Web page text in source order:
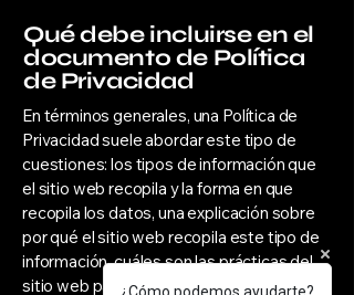
Qué debe incluirse en el
documento de Política
de Privacidad
En términos generales, una Política de
Privacidad suele abordar este tipo de
cuestiones: los tipos de información que
el sitio web recopila y la forma en que
recopila los datos, una explicación sobre
por qué el sitio web recopila este tipo de
información, cuáles son las prácticas del
sitio web para compartir la información